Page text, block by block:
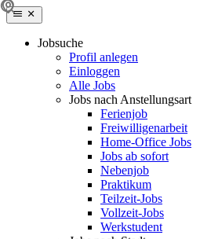
Jobsuche
Profil anlegen
Einloggen
Alle Jobs
Jobs nach Anstellungsart
Ferienjob
Freiwilligenarbeit
Home-Office Jobs
Jobs ab sofort
Nebenjob
Praktikum
Teilzeit-Jobs
Vollzeit-Jobs
Werkstudent